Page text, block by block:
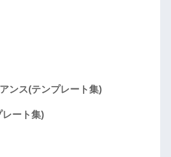
ンス(テンプレート集)
レート集)